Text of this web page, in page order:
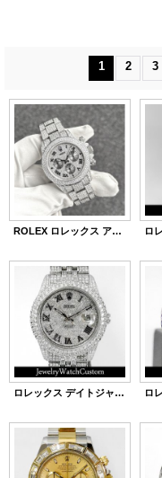
1 2 3
ROLEX ロレックス アフターダイヤ デイトナ Ref.16520 全面フルダイヤ
ロレックス デイトジャスト 36 16220 アフターダイヤ ICEDOUT 仕様